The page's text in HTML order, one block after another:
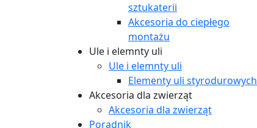
sztukaterii
Akcesoria do ciepłego
montażu
Ule i elemnty uli
Ule i elemnty uli
Elementy uli styrodurowych
Akcesoria dla zwierząt
Akcesoria dla zwierząt
Poradnik